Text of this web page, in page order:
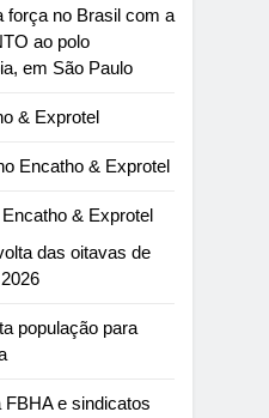
força no Brasil com a
ao polo
em São Paulo
& Exprotel
Encatho & Exprotel
& Exprotel
das oitavas de
população para
e sindicatos